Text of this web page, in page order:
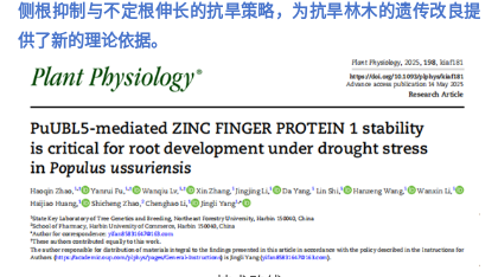
侧根抑制与不定根伸长的抗旱策略，为抗旱林木的遗传改良提
供了新的理论依据。